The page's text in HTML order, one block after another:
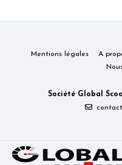
Mentions légales A
Société Global